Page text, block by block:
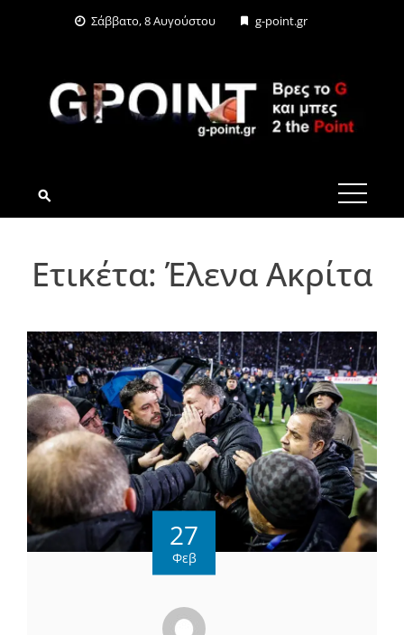
Σάββατο, 8 Αυγούστου g-point.gr
G-POINT.GR
Ετικέτα: Έλενα Ακρίτα
27
Φεβ